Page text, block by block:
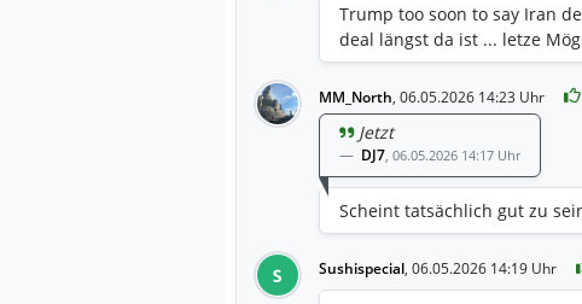
Trump too soon to say Iran
deal längst da ist ... letze
MM_North, 06.05.2026 14:23 Uhr
Jetzt
DJ7, 06.05.2026 14:17 Uhr
Scheint tatsächlich gut zu
S Sushispecial, 06.05.2026 14:19 Uhr